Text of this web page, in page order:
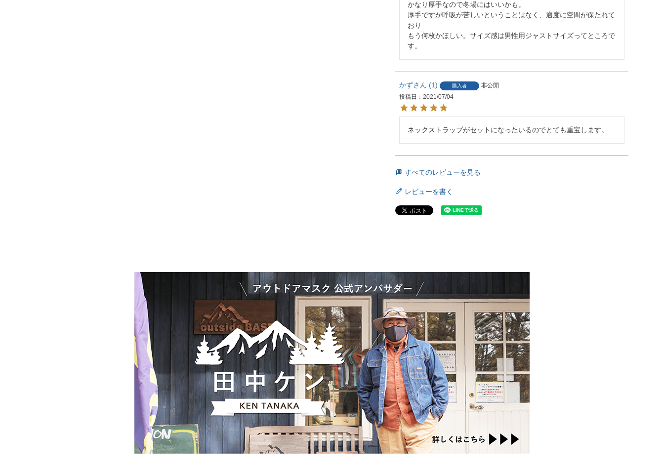
かなり厚手なので冬場にはいいかも。
厚手ですが呼吸が苦しいということはなく、適度に空間が保たれて
おり
もう何枚かほしい。サイズ感は男性用ジャストサイズってところで
す。
かず 1 購入者
非公開
投稿日
2021/07/04
ネックストラップがセットになったいるのでとても重宝します。
すべてのレビューを見る
レビューを書く